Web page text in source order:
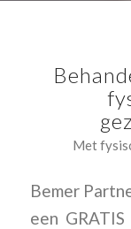
Met
Bemer
een